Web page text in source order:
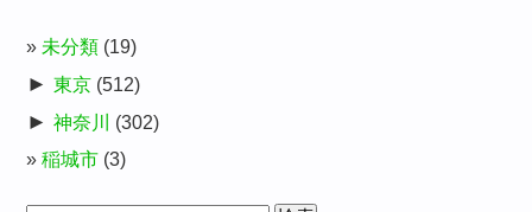
未分類 (19)
► 東京 (512)
► 神奈川
(302)
稲城市 (3)